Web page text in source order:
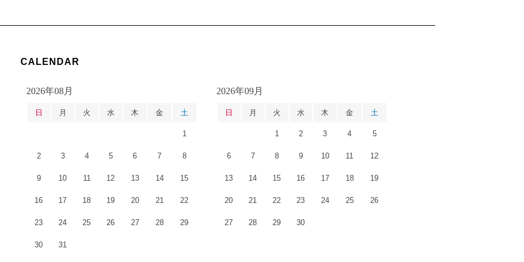
CALENDAR
2026年08月
日 月 火 水 木 金 土
1
2 3 4 5 6 7 8
9 10 11 12 13 14 15
16 17 18 19 20 21 22
23 24 25 26 27 28 29
30 31
2026年09月
日 月 火 水 木 金 土
1 2 3 4 5
6 7 8 9 10 11 12
13 14 15 16 17 18 19
20 21 22 23 24 25 26
27 28 29 30